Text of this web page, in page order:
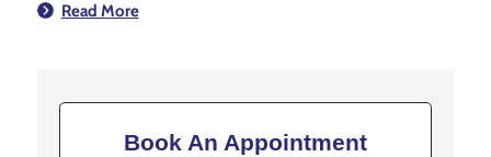
Read More
Book An Appointment